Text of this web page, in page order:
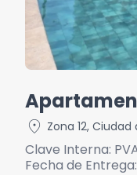
location_on Zona 12, Ciudad
Clave Interna:
Fecha de Entrega: